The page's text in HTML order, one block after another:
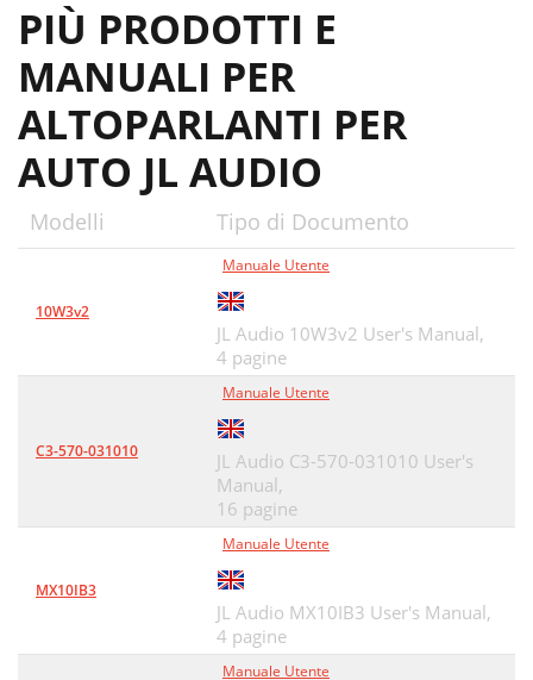
PIÙ PRODOTTI E
MANUALI PER
ALTOPARLANTI PER
AUTO JL AUDIO
Modelli Tipo di Documento
10W3v2
Manuale Utente
JL Audio 10W3v2 User's Manual,
4 pagine
C3-570-031010
Manuale Utente
JL Audio C3-570-031010 User's
Manual,
16 pagine
MX10IB3
Manuale Utente
JL Audio MX10IB3 User's Manual,
4 pagine
Manuale Utente